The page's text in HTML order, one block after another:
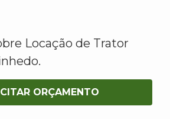
Locação de Trator
ORÇAMENTO